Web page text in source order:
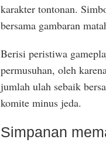
karakter tontonan.
bersama gambaran
Berisi peristiwa
permusuhan, oleh
jumlah ulah sebaik
komite minus jeda.
Simpanan